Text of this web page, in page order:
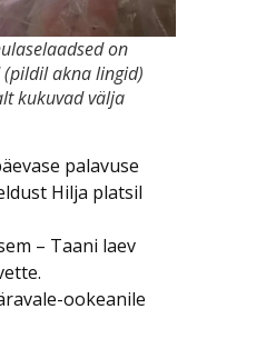
on
akna lingid)
kukuvad välja
palavuse
Hilja platsil
– Taani laev
ookeanile